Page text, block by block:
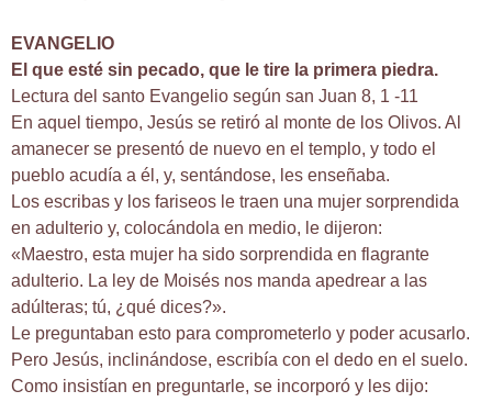
EVANGELIO
El que esté sin pecado, que le tire la primera piedra.
Lectura del santo Evangelio según san Juan 8, 1 -11
En aquel tiempo, Jesús se retiró al monte de los Olivos. Al
amanecer se presentó de nuevo en el templo, y todo el
pueblo acudía a él, y, sentándose, les enseñaba.
Los escribas y los fariseos le traen una mujer sorprendida
en adulterio y, colocándola en medio, le dijeron:
«Maestro, esta mujer ha sido sorprendida en flagrante
adulterio. La ley de Moisés nos manda apedrear a las
adúlteras; tú, ¿qué dices?».
Le preguntaban esto para comprometerlo y poder acusarlo.
Pero Jesús, inclinándose, escribía con el dedo en el suelo.
Como insistían en preguntarle, se incorporó y les dijo: